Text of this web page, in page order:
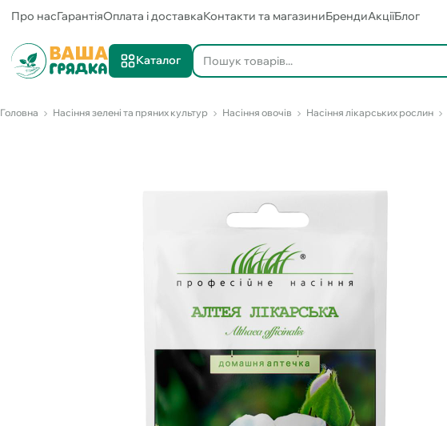
Про насГарантіяОплата і доставкаКонтакти та магазиниБрендиАкціїБлог
Каталог
Головна Насіння зелені та пряних культур Насіння овочів Насіння лікарських рослин